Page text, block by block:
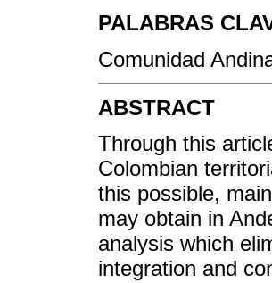
PALABRAS
Comunidad
ABSTRACT
Through this
Colombian
this possible,
may obtain in
analysis which
integration and